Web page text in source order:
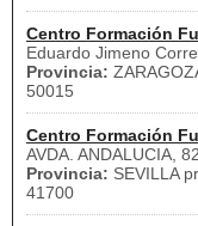
Centro Formación
Eduardo Jimeno
Provincia:
50015
Centro Formación
AVDA. ANDALUCIA,
Provincia: SEVILLA
41700